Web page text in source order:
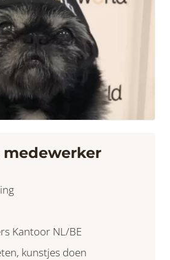
medewerker
Kantoor NL/BE
kunstjes doen